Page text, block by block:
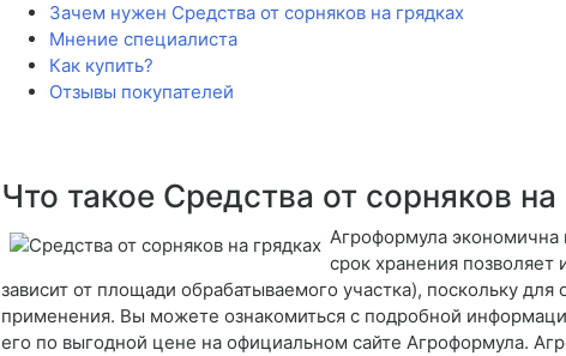
Зачем нужен Средства от сорняков на грядках
Мнение специалиста
Как купить?
Отзывы покупателей
Что такое Средства от сорняков на
Агроформула экономична
срок хранения позволяет
зависит от площади обрабатываемого участка), поскольку для
применения. Вы можете ознакомиться с подробной
его по выгодной цене на официальном сайте Агроформула.